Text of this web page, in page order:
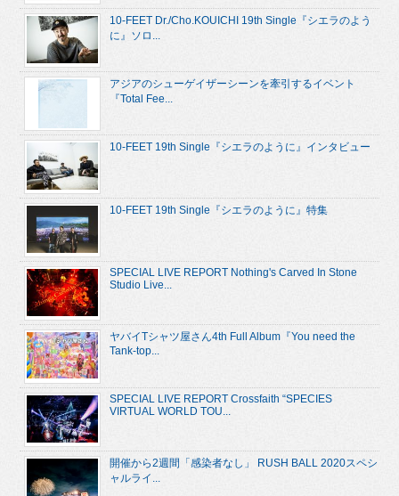
10-FEET Dr./Cho.KOUICHI 19th Single『シエラのよう
に』ソロ...
アジアのシューゲイザーシーンを牽引するイベント
『Total Fee...
10-FEET 19th Single『シエラのように』インタビュー
10-FEET 19th Single『シエラのように』特集
SPECIAL LIVE REPORT Nothing's Carved In Stone
Studio Live...
ヤバイTシャツ屋さん4th Full Album『You need the
Tank-top...
SPECIAL LIVE REPORT Crossfaith “SPECIES
VIRTUAL WORLD TOU...
開催から2週間「感染者なし」 RUSH BALL 2020スペシ
ャルライ...